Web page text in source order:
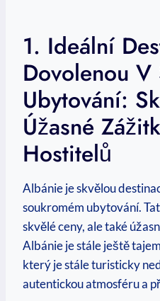
1.‍ Ideální
Dovolenou V
Ubytování:
Úžasné
Hostitelů
Albánie‌ je skvělou
soukromém ubytování.
skvělé ceny, ale ​také
Albánie je stále ještě
který je‍ stále turisticky
autentickou atmosféru a